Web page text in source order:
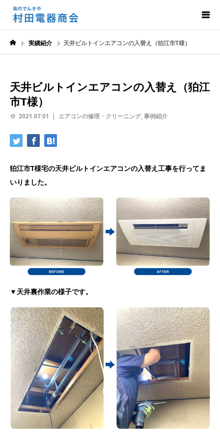
実績紹介 天井ビルトインエアコンの入替え（狛江市T様）
天井ビルトインエアコンの入替え（狛江
市T様）
2021.07.01 エアコンの修理・クリーニング,事例紹介
狛江市T様宅の天井ビルトインエアコンの入替え工事を行ってま
いりました。
▼天井裏作業の様子です。